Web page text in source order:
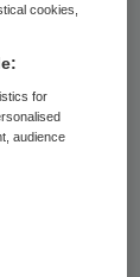
is een
die
te
een
cookies,
for
audience